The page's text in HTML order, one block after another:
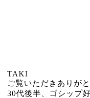
TAKI
ご覧いただきありが
30代後半、ゴシップ